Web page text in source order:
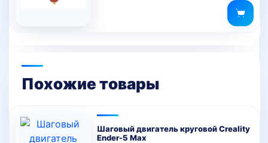
Похожие товары
Шаговый двигатель круговой Creality
Ender-5 Max